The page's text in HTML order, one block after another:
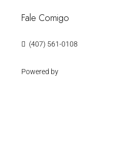
Fale Comigo
(407) 561-0108
Powered by